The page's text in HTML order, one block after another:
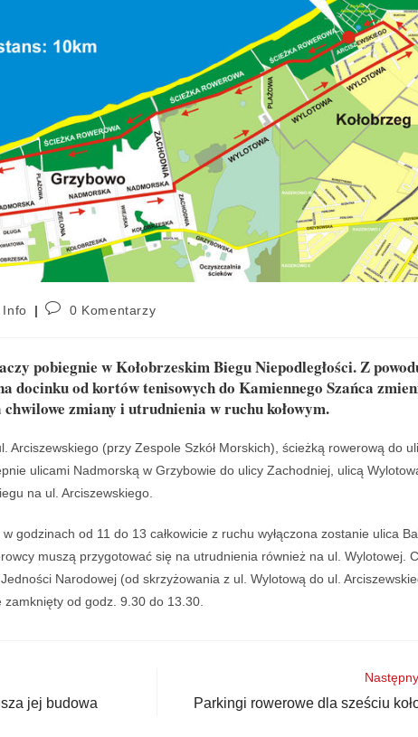
Info 0 Komentarzy
pobiegnie w Kołobrzeskim Biegu Niepodległości. Z
docinku od kortów tenisowych do Kamiennego Szańca
zmiany i utrudnienia w ruchu kołowym.
Arciszewskiego (przy Zespole Szkół Morskich), ścieżką rowerową do
ulicami Nadmorską w Grzybowie do ulicy Zachodniej, ulicą
na ul. Arciszewskiego.
godzinach od 11 do 13 całkowicie z ruchu wyłączona zostanie ulica
muszą przygotować się na utrudnienia również na ul. Wylotowej.
Narodowej (od skrzyżowania z ul. Wylotową do ul.
od godz. 9.30 do 13.30.
jej budowa
Parkingi rowerowe dla sześciu